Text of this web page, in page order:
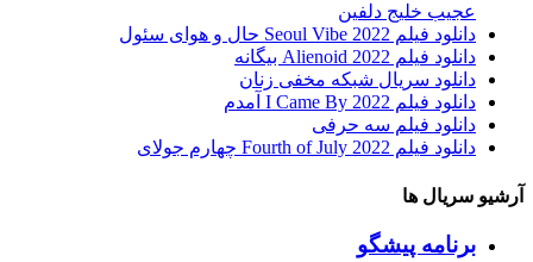
عجیب خلیج دلفین
دانلود فیلم Seoul Vibe 2022 حال و هوای سئول
دانلود فیلم Alienoid 2022 بیگانه
دانلود سریال شبکه مخفی زنان
دانلود فیلم I Came By 2022 آمدم
دانلود فیلم سه حرفی
دانلود فیلم Fourth of July 2022 چهارم جولای
آرشیو سریال ها
برنامه پیشگو